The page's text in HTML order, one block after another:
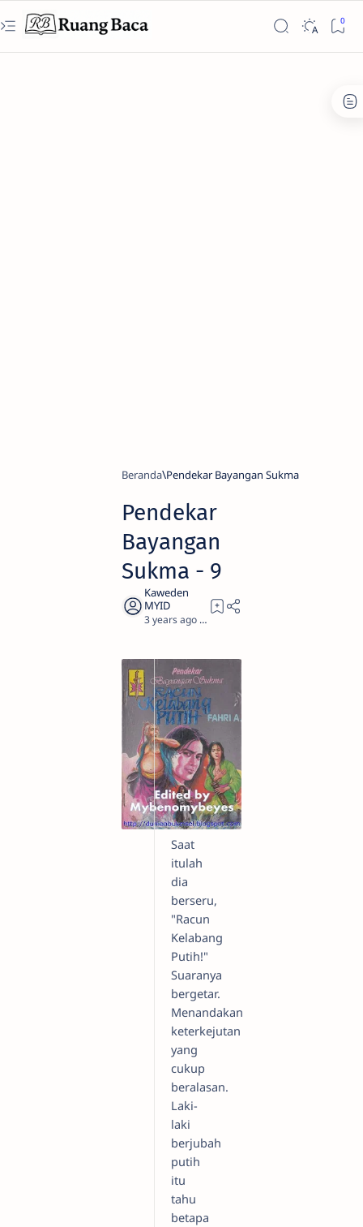
Beranda Pendekar Bayangan Sukma
Pendekar
Bayangan
Sukma - 9
3 years ago 0
Saat
itulah
dia
berseru,
"Racun
Kelabang
Putih!"
Suaranya
bergetar.
Menandakan
keterkejutan
yang
cukup
beralasan.
Laki-
laki
berjubah
putih
itu
tahu
betapa